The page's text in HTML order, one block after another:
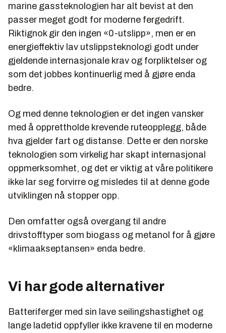
marine gassteknologien har alt bevist at den
passer meget godt for moderne fergedrift.
Riktignok gir den ingen «0-utslipp», men er en
energieffektiv lav utslippsteknologi godt under
gjeldende internasjonale krav og forpliktelser og
som det jobbes kontinuerlig med å gjøre enda
bedre.
Og med denne teknologien er det ingen vansker
med å opprettholde krevende ruteopplegg, både
hva gjelder fart og distanse. Dette er den norske
teknologien som virkelig har skapt internasjonal
oppmerksomhet, og det er viktig at våre politikere
ikke lar seg forvirre og misledes til at denne gode
utviklingen nå stopper opp.
Den omfatter også overgang til andre
drivstofftyper som biogass og metanol for å gjøre
«klimaakseptansen» enda bedre.
Vi har gode alternativer
Batteriferger med sin lave seilingshastighet og
lange ladetid oppfyller ikke kravene til en moderne